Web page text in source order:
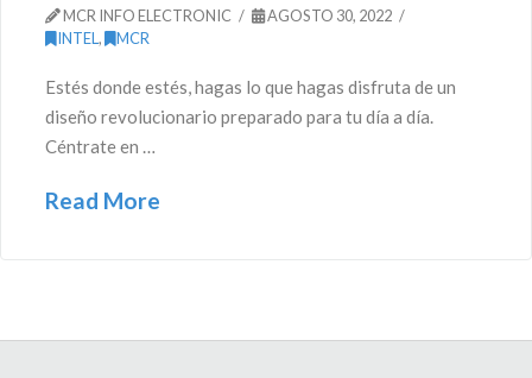
MCR INFO ELECTRONIC
AGOSTO 30, 2022
INTEL, MCR
Estés donde estés, hagas lo que hagas disfruta de un
diseño revolucionario preparado para tu día a día.
Céntrate en …
Read More